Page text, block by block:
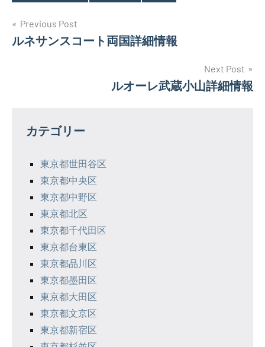
投
稿
ー
Previous Post
ルネサンスコート両国詳細情報
Next Post
ルオーレ武蔵小山詳細情報
カテゴリー
東京都世田谷区
東京都中央区
東京都中野区
東京都北区
東京都千代田区
東京都台東区
東京都品川区
東京都墨田区
東京都大田区
東京都文京区
東京都新宿区